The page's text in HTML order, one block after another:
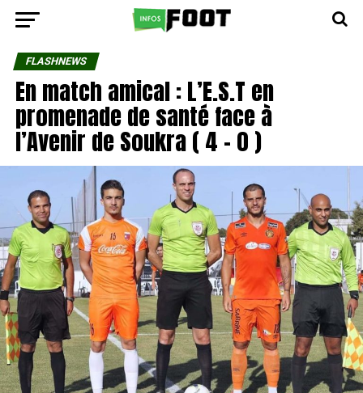
FLASHNEWS
En match amical : L’E.S.T en
promenade de santé face à
l’Avenir de Soukra ( 4 – 0 )